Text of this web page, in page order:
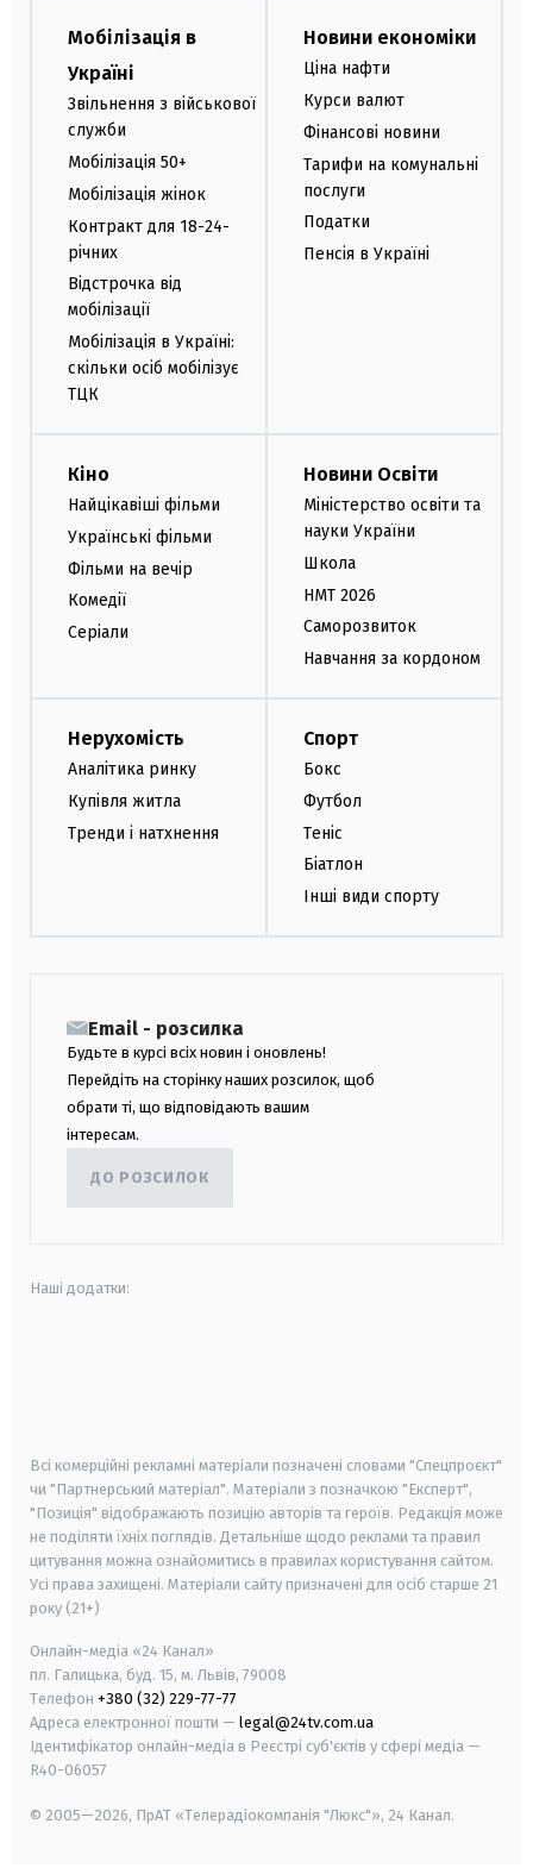
Мобілізація в
Україні
Звільнення з військової
служби
Мобілізація 50+
Мобілізація жінок
Контракт для 18-24-
річних
Відстрочка від
мобілізації
Мобілізація в Україні:
скільки осіб мобілізує
ТЦК
Новини економіки
Ціна нафти
Курси валют
Фінансові новини
Тарифи на комунальні
послуги
Податки
Пенсія в Україні
Кіно
Найцікавіші фільми
Українські фільми
Фільми на вечір
Комедії
Серіали
Новини Освіти
Міністерство освіти та
науки України
Школа
НМТ 2026
Саморозвиток
Навчання за кордоном
Нерухомість
Аналітика ринку
Купівля житла
Тренди і натхнення
Спорт
Бокс
Футбол
Теніс
Біатлон
Інші види спорту
Email - розсилка
Будьте в курсі всіх новин і оновлень!
Перейдіть на сторінку наших розсилок, щоб
обрати ті, що відповідають вашим
інтересам.
ДО РОЗСИЛОК
Наші додатки:
Всі комерційні рекламні матеріали позначені словами "Спецпроєкт"
чи "Партнерський матеріал". Матеріали з позначкою "Експерт",
"Позиція" відображають позицію авторів та героїв. Редакція може
не поділяти їхніх поглядів. Детальніше щодо реклами та правил
цитування можна ознайомитись в правилах користування сайтом.
Усі права захищені. Матеріали сайту призначені для осіб старше 21
року (21+)
Онлайн-медіа «24 Канал»
пл. Галицька, буд. 15, м. Львів, 79008
Телефон +380 (32) 229-77-77
Адреса електронної пошти — legal@24tv.com.ua
Ідентифікатор онлайн-медіа в Реєстрі суб'єктів у сфері медіа —
R40-06057
© 2005—2026, ПрАТ «Телерадіокомпанія "Люкс"», 24 Канал.